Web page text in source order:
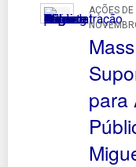
AÇÕES
para